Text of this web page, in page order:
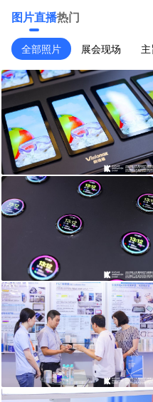
图片直播热门
全部照片 展会现场